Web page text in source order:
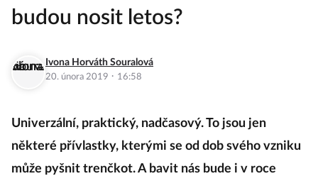
budou nosit letos?
Ivona Horváth Souralová
20. února 2019 · 16:58
Univerzální, praktický, nadčasový. To jsou jen
některé přívlastky, kterými se od dob svého vzniku
může pyšnit trenčkot. A bavit nás bude i v roce